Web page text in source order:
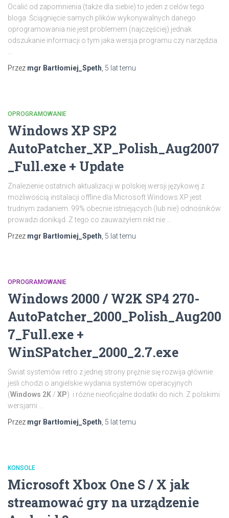
Ocalić od zapomnienia (także dla siebie) to jeden z celów tego
bloga. Ściągnięcie samych plików wykonywalnych danego
oprogramowania nie jest problemem (najczęściej) jednak
odszukanie informacji o tym jaka wersja programu czy narzędzia
Przez mgr Bartłomiej_Speth 5 lattemu
OPROGRAMOWANIE
Windows XP SP2
AutoPatcher_XP_Polish_Aug2007
_Full.exe + Update
Znalezienie ostatnich aktualizacji w polskiej wersji językowej z
możliwością instalacji offline dla Microsoft Windows XP jest
trudnym zadaniem. 99% obecnie istniejących (lub nie) odnośników
prowadzi donikąd. Z tego co zauważyłem nikt nie …
Przez mgr Bartłomiej_Speth 5 lattemu
OPROGRAMOWANIE
Windows 2000 / W2K SP4 270-
AutoPatcher_2000_Polish_Aug200
7_Full.exe +
WinSPatcher_2000_2.7.exe
Świat systemów retro z jednej strony prężnie się rozwija głównie
jeśli chodzi o angielskie wydania systemów operacyjnych
(Windows 2K / XP) i różne nieoficjalne dodatki do nich. Z polskimi
wersjami …
Przez mgr Bartłomiej_Speth 5 lattemu
KONSOLE
Microsoft Xbox One S / X jak
streamować gry na urządzenie